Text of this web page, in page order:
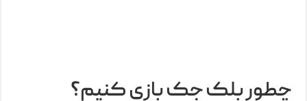
چطور بلک جک بازی کنیم؟